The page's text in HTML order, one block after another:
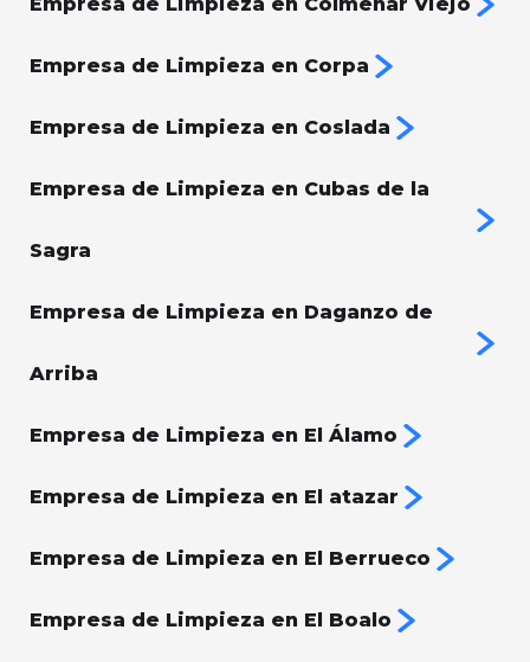
Empresa de Limpieza en Colmenar Viejo
Empresa de Limpieza en Corpa
Empresa de Limpieza en Coslada
Empresa de Limpieza en Cubas de la
Sagra
Empresa de Limpieza en Daganzo de
Arriba
Empresa de Limpieza en El Álamo
Empresa de Limpieza en El atazar
Empresa de Limpieza en El Berrueco
Empresa de Limpieza en El Boalo